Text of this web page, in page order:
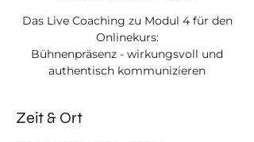
Das Live Coaching zu Modul 4 für den
Onlinekurs:
Bühnenpräsenz - wirkungsvoll und
authentisch kommunizieren
Zeit & Ort